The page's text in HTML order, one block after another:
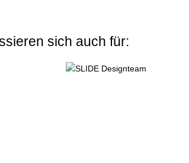
sich auch für: